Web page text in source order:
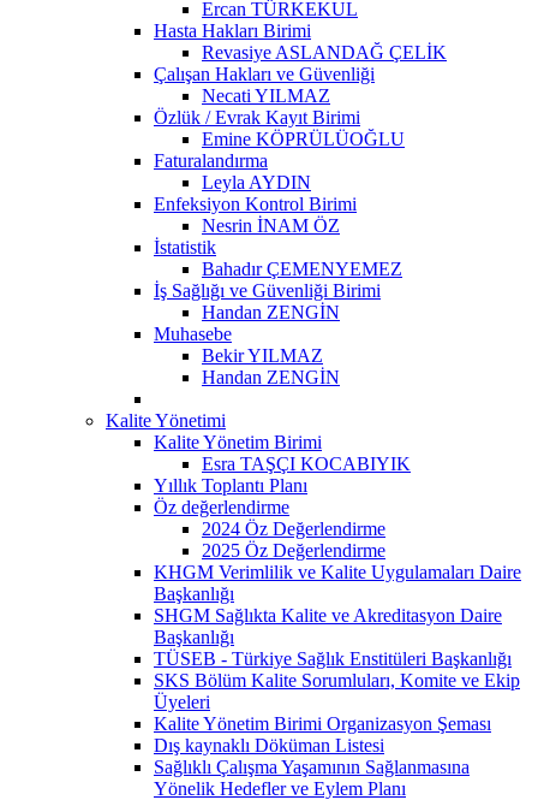
Ercan TÜRKEKUL
Hasta Hakları Birimi
Revasiye ASLANDAĞ ÇELİK
Çalışan Hakları ve Güvenliği
Necati YILMAZ
Özlük / Evrak Kayıt Birimi
Emine KÖPRÜLÜOĞLU
Faturalandırma
Leyla AYDIN
Enfeksiyon Kontrol Birimi
Nesrin İNAM ÖZ
İstatistik
Bahadır ÇEMENYEMEZ
İş Sağlığı ve Güvenliği Birimi
Handan ZENGİN
Muhasebe
Bekir YILMAZ
Handan ZENGİN
Kalite Yönetimi
Kalite Yönetim Birimi
Esra TAŞÇI KOCABIYIK
Yıllık Toplantı Planı
Öz değerlendirme
2024 Öz Değerlendirme
2025 Öz Değerlendirme
KHGM Verimlilik ve Kalite Uygulamaları Daire
Başkanlığı
SHGM Sağlıkta Kalite ve Akreditasyon Daire
Başkanlığı
TÜSEB - Türkiye Sağlık Enstitüleri Başkanlığı
SKS Bölüm Kalite Sorumluları, Komite ve Ekip
Üyeleri
Kalite Yönetim Birimi Organizasyon Şeması
Dış kaynaklı Döküman Listesi
Sağlıklı Çalışma Yaşamının Sağlanmasına
Yönelik Hedefler ve Eylem Planı